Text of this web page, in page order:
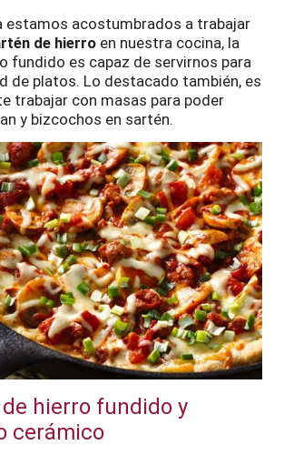
estamos acostumbrados a trabajar
de hierro en nuestra cocina, la
fundido es capaz de servirnos para
de platos. Lo destacado también, es
trabajar con masas para poder
y bizcochos en sartén.
hierro fundido y
cerámico